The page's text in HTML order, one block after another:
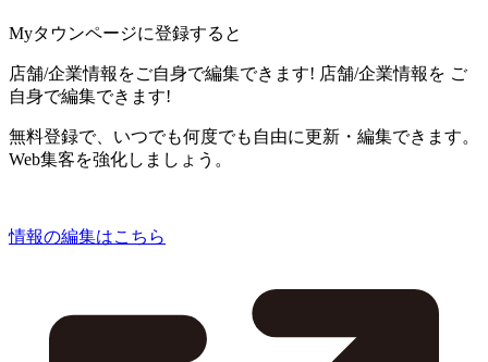
Myタウンページに登録すると
店舗/企業情報をご自身で編集できます! 店舗/企業情報を ご
自身で編集できます!
無料登録で、いつでも何度でも自由に更新・編集できます。
Web集客を強化しましょう。
情報の編集はこちら